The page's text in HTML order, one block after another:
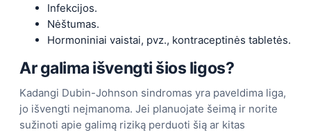
Infekcijos.
Nėštumas.
Hormoniniai vaistai, pvz., kontraceptinės tabletės.
Ar galima išvengti šios ligos?
Kadangi Dubin-Johnson sindromas yra paveldima liga,
jo išvengti neįmanoma. Jei planuojate šeimą ir norite
sužinoti apie galimą riziką perduoti šią ar kitas